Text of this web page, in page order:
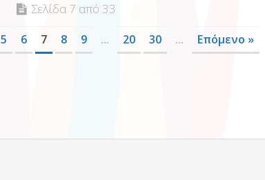
Σελίδα 7 από 33
5 6 7 8 9 ... 20 30 ... Επόμενο »